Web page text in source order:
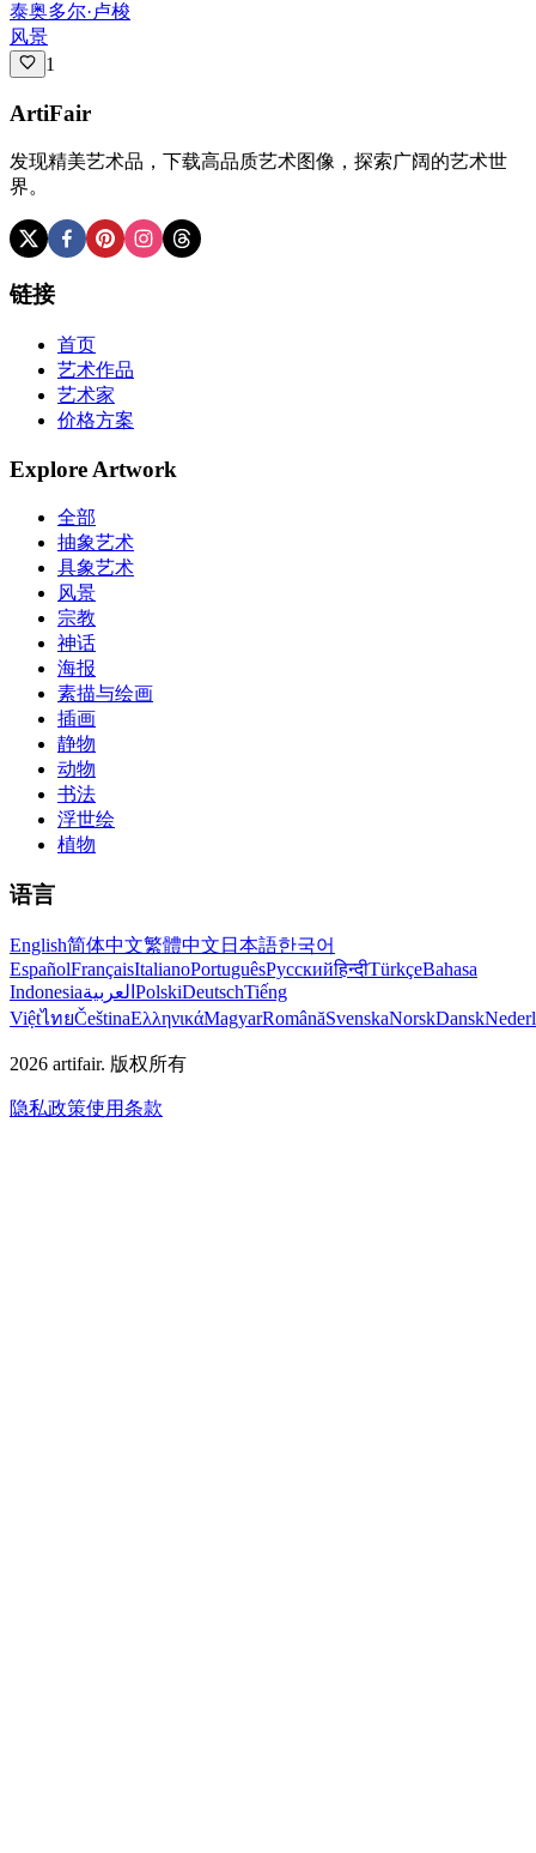
泰奥多尔·卢梭
风景
1
ArtiFair
发现精美艺术品，下载高品质艺术图像，探索广阔的艺术世
界。
链接
首页
艺术作品
艺术家
价格方案
Explore Artwork
全部
抽象艺术
具象艺术
风景
宗教
神话
海报
素描与绘画
插画
静物
动物
书法
浮世绘
植物
语言
English简体中文繁體中文 日本語한국어
EspañolFrançaisItalianoPortuguêsРусскийहिन्दीTürkçeBahasa
Indonesiaالعربية PolskiDeutschTiếng
ViệtไทยČeštinaΕλληνικάMagyarRomânăSvenskaNorskDansk
2026 artifair. 版权所有
隐私政策使用条款